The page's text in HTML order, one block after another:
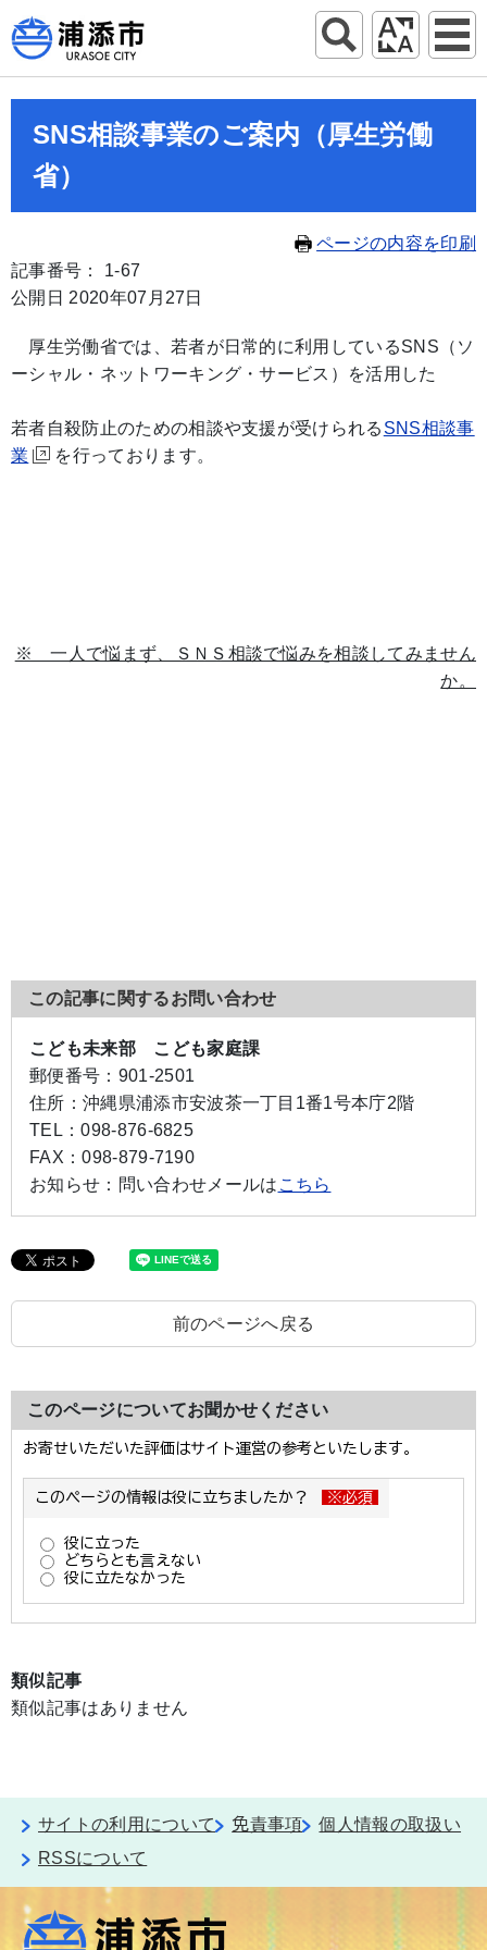
SNS相談事業のご案内（厚生労働
省）
ページの内容を印刷
記事番号： 1-67
公開日 2020年07月27日
厚生労働省では、若者が日常的に利用しているSNS（ソ
ーシャル・ネットワーキング・サービス）を活用した
若者自殺防止のための相談や支援が受けられる SNS相談事
業
を行っております。
※ 一人で悩まず、ＳＮＳ相談で悩みを相談してみません
か。
この記事に関するお問い合わせ
こども未来部 こども家庭課
郵便番号： 901-2501
住所： 沖縄県浦添市安波茶一丁目1番1号本庁2階
TEL：098-876-6825
FAX：098-879-7190
お知らせ： 問い合わせメールは こちら
前のページへ戻る
このページについてお聞かせください
類似記事
類似記事はありません
サイトの利用について 免責事項
個人情報の取扱い
RSSについて